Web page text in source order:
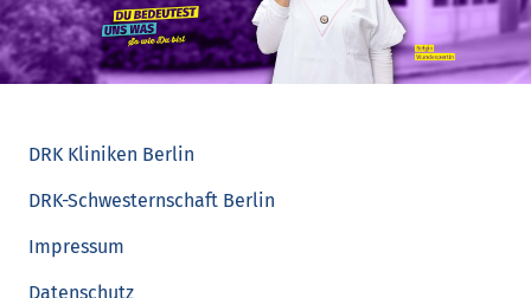
DRK Kliniken Berlin
DRK-Schwesternschaft Berlin
Impressum
Datenschutz